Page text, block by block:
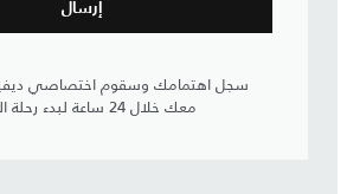
سجل اهتمامك وسقوم اختصاصي
معك خلال 24 ساعة لبدء رحلة التميّز.